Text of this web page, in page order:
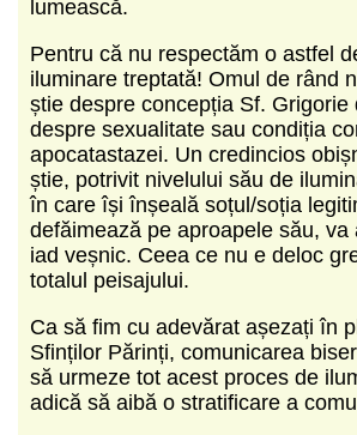
lumească.
Pentru că nu respectăm o astfel
iluminare treptată! Omul de rând
știe despre concepția Sf. Grigorie
despre sexualitate sau condiția
apocatastazei. Un credincios
știe, potrivit nivelului său de
în care își înșeală soțul/soția
defăimează pe aproapele său, va
iad veșnic. Ceea ce nu e deloc
totalul peisajului.
Ca să fim cu adevărat așezați în
Sfinților Părinți, comunicarea
să urmeze tot acest proces de
adică să aibă o stratificare a